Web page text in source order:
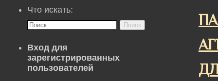
Что искать:
Поиск
Вход для
зарегистрированных
пользователей